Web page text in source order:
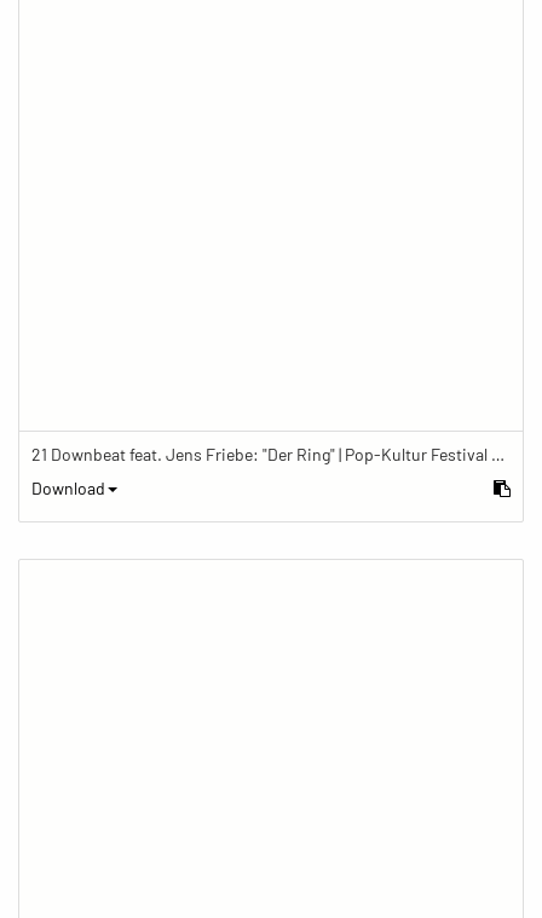
21 Downbeat feat. Jens Friebe: "Der Ring" | Pop-Kultur Festival 2019
Download